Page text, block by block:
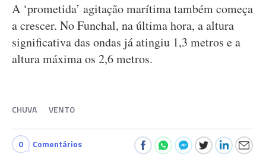
A ‘prometida’ agitação marítima também começa
a crescer. No Funchal, na última hora, a altura
significativa das ondas já atingiu 1,3 metros e a
altura máxima os 2,6 metros.
CHUVA VENTO
0 Comentários